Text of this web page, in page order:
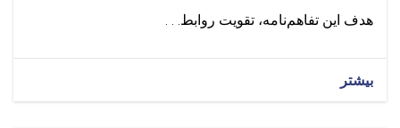
هدف این تفاهم‌نامه، تقویت روابط. . .
بیشتر